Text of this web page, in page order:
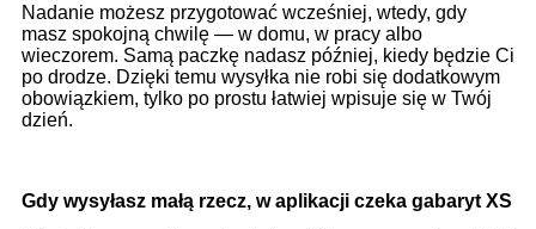
Nadanie możesz przygotować wcześniej, wtedy, gdy
masz spokojną chwilę — w domu, w pracy albo
wieczorem. Samą paczkę nadasz później, kiedy będzie Ci
po drodze. Dzięki temu wysyłka nie robi się dodatkowym
obowiązkiem, tylko po prostu łatwiej wpisuje się w Twój
dzień.
Gdy wysyłasz małą rzecz, w aplikacji czeka gabaryt XS